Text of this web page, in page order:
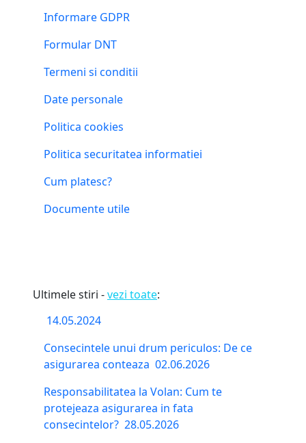
Informare GDPR
Formular DNT
Termeni si conditii
Date personale
Politica cookies
Politica securitatea informatiei
Cum platesc?
Documente utile
Ultimele stiri -vezi toate:
14.05.2024
Consecintele unui drum periculos: De ce
asigurarea conteaza 02.06.2026
Responsabilitatea la Volan: Cum te
protejeaza asigurarea in fata
consecintelor? 28.05.2026